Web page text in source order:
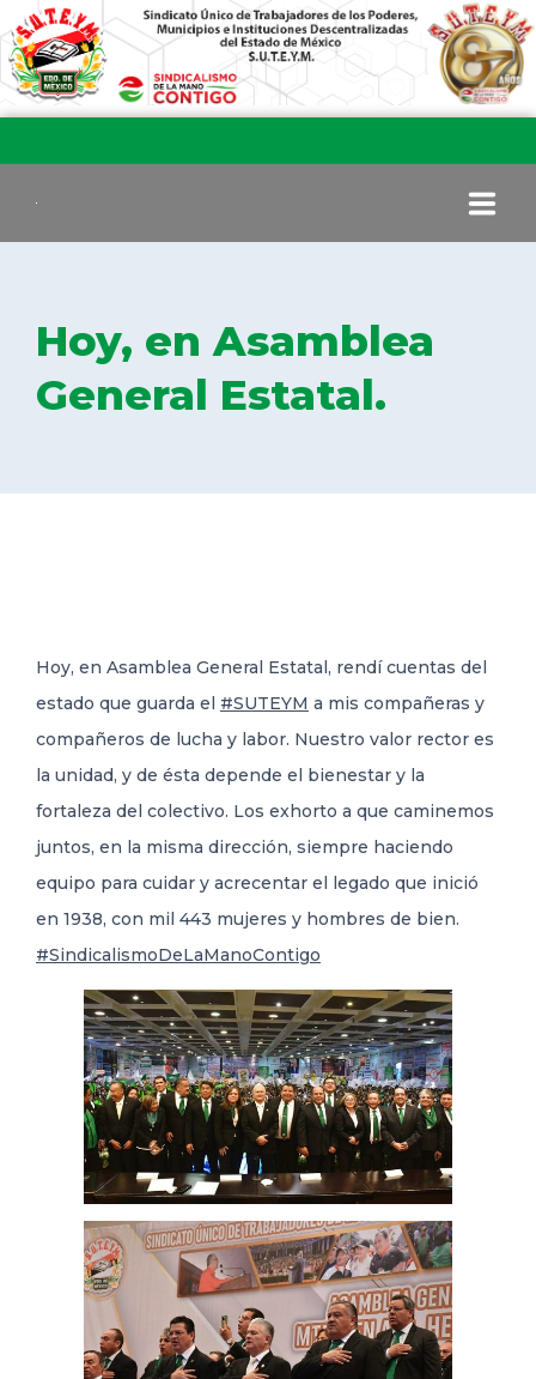
COMITÉ EJECUTIVO
COORDINADORES
TRANSPARENCIA
Hoy, en Asamblea
General Estatal.
Hoy, en Asamblea General Estatal, rendí cuentas del
estado que guarda el #SUTEYM a mis compañeras y
compañeros de lucha y labor. Nuestro valor rector es
la unidad, y de ésta depende el bienestar y la
fortaleza del colectivo. Los exhorto a que caminemos
juntos, en la misma dirección, siempre haciendo
equipo para cuidar y acrecentar el legado que inició
en 1938, con mil 443 mujeres y hombres de bien.
#SindicalismoDeLaManoContigo